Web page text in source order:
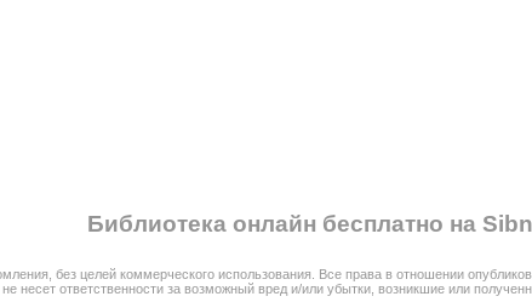
Библиотека онлайн бесплатно на
без целей коммерческого использования. Все права в отношении
несет ответственности за возможный вред и/или убытки, возникшие или